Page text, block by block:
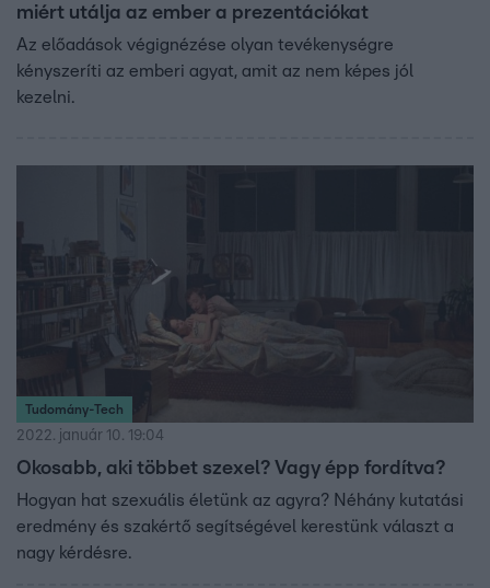
miért utálja az ember a prezentációkat
Az előadások végignézése olyan tevékenységre
kényszeríti az emberi agyat, amit az nem képes jól
kezelni.
Tudomány-Tech
2022. január 10. 19:04
Okosabb, aki többet szexel? Vagy épp fordítva?
Hogyan hat szexuális életünk az agyra? Néhány kutatási
eredmény és szakértő segítségével kerestünk választ a
nagy kérdésre.